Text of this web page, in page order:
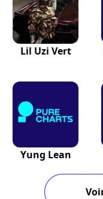
Lil Uzi Vert
Yung Lean